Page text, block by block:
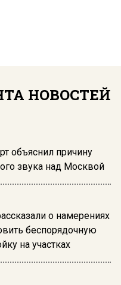
НОВОСТЕЙ
объяснил причину
звука над Москвой
о намерениях
беспорядочную
на участках